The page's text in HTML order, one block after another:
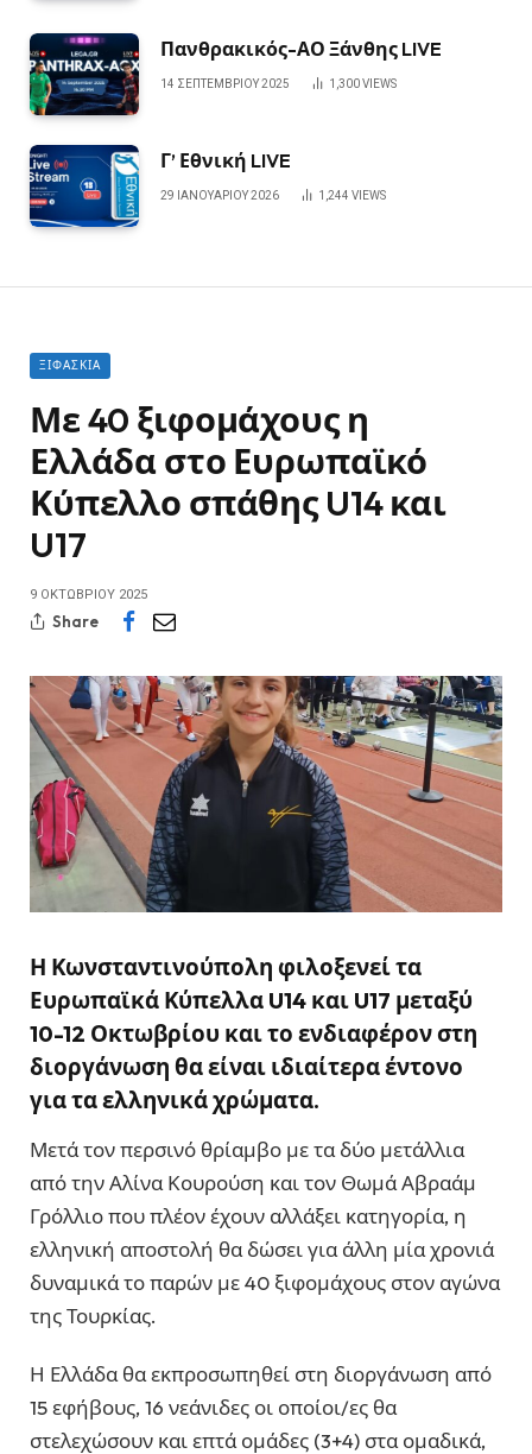
Πανθρακικός-ΑΟ Ξάνθης LIVE
14 ΣΕΠΤΕΜΒΡΊΟΥ 2025 1,300VIEWS
Γ’ Εθνική LIVE
29 ΙΑΝΟΥΑΡΊΟΥ 2026 1,244 VIEWS
ΞΙΦΑΣΚΊΑ
Με 40 ξιφομάχους η
Ελλάδα στο Ευρωπαϊκό
Κύπελλο σπάθης U14 και
U17
9 ΟΚΤΩΒΡΊΟΥ 2025
Share
Η Κωνσταντινούπολη φιλοξενεί τα
Ευρωπαϊκά Κύπελλα U14 και U17 μεταξύ
10-12 Οκτωβρίου και το ενδιαφέρον στη
διοργάνωση θα είναι ιδιαίτερα έντονο
για τα ελληνικά χρώματα.
Μετά τον περσινό θρίαμβο με τα δύο μετάλλια
από την Αλίνα Κουρούση και τον Θωμά Αβραάμ
Γρόλλιο που πλέον έχουν αλλάξει κατηγορία, η
ελληνική αποστολή θα δώσει για άλλη μία χρονιά
δυναμικά το παρών με 40 ξιφομάχους στον αγώνα
της Τουρκίας.
Η Ελλάδα θα εκπροσωπηθεί στη διοργάνωση από
15 εφήβους, 16 νεάνιδες οι οποίοι/ες θα
στελεχώσουν και επτά ομάδες (3+4) στα ομαδικά,